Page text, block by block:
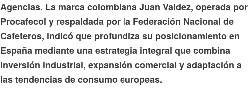
Agencias. La marca colombiana Juan Valdez, operada por
Procafecol y respaldada por la Federación Nacional de
Cafeteros, indicó que profundiza su posicionamiento en
España mediante una estrategia integral que combina
inversión industrial, expansión comercial y adaptación a
las tendencias de consumo europeas.